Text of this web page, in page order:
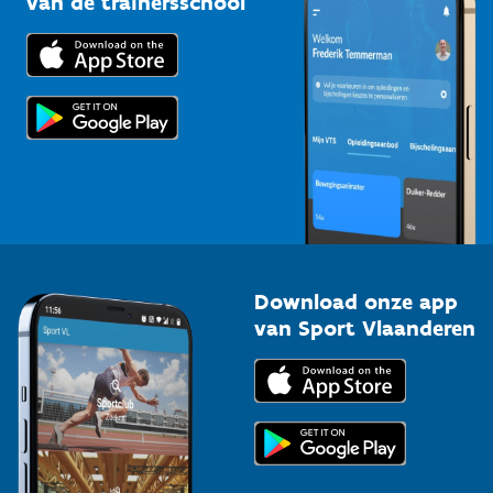
Trainers en begeleiders
Topsporters
Downloads
Voor de pers
Download onze app
van Sport Vlaanderen